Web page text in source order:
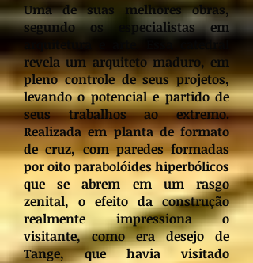
Uma de suas melhores obras,
segundo os especialistas em
arquitetura e arte. Essa catedral
revela um arquiteto maduro, em
pleno controle de seus projetos,
levando o potencial e partido de
seus trabalhos ao extremo.
Realizada em planta de formato
de cruz, com paredes formadas
por oito parabolóides hiperbólicos
que se abrem em um rasgo
zenital, o efeito da construção
realmente impressiona o
visitante, como era desejo de
Tange, que havia visitado